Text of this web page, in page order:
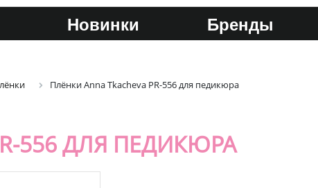
Новинки Бренды
Плёнки Anna Tkacheva PR-556 для педикюра
556 ДЛЯ ПЕДИКЮРА